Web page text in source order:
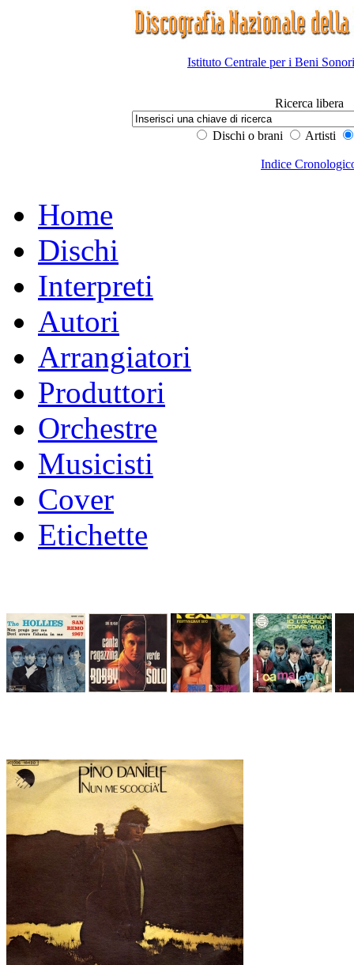
Istituto Centrale per i Beni
Ricerca libera
Dischi o brani Artisti
Indice
Home
Dischi
Interpreti
Autori
Arrangiatori
Produttori
Orchestre
Musicisti
Cover
Etichette